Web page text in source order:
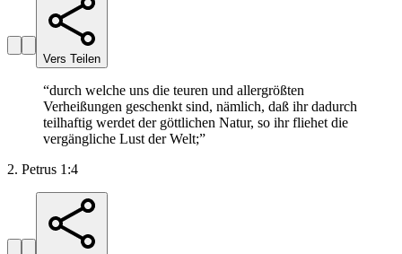
Vers Teilen
“durch welche uns die teuren und allergrößten
Verheißungen geschenkt sind, nämlich, daß ihr dadurch
teilhaftig werdet der göttlichen Natur, so ihr fliehet die
vergängliche Lust der Welt;”
2. Petrus 1:4